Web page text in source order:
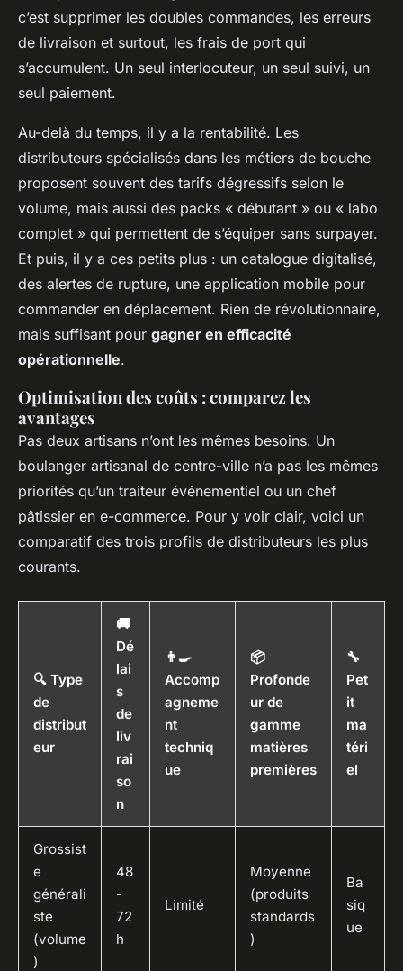
c’est supprimer les doubles commandes, les erreurs
de livraison et surtout, les frais de port qui
s’accumulent. Un seul interlocuteur, un seul suivi, un
seul paiement.
Au-delà du temps, il y a la rentabilité. Les
distributeurs spécialisés dans les métiers de bouche
proposent souvent des tarifs dégressifs selon le
volume, mais aussi des packs « débutant » ou « labo
complet » qui permettent de s’équiper sans surpayer.
Et puis, il y a ces petits plus : un catalogue digitalisé,
des alertes de rupture, une application mobile pour
commander en déplacement. Rien de révolutionnaire,
mais suffisant pour gagner en efficacité
opérationnelle.
Optimisation des coûts : comparez les
avantages
Pas deux artisans n’ont les mêmes besoins. Un
boulanger artisanal de centre-ville n’a pas les mêmes
priorités qu’un traiteur événementiel ou un chef
pâtissier en e-commerce. Pour y voir clair, voici un
comparatif des trois profils de distributeurs les plus
courants.
🔍 Type
de
distribut
eur
🚚
Dé
lai
s
de
liv
rai
so
n
👨‍🍳
Accomp
agneme
nt
techniq
ue
📦
Profonde
ur de
gamme
matières
premières
🔧
Pet
it
ma
téri
el
Grossist
e
générali
ste
(volume
)
48
-
72
h
Limité
Moyenne
(produits
standards
)
Ba
siq
ue